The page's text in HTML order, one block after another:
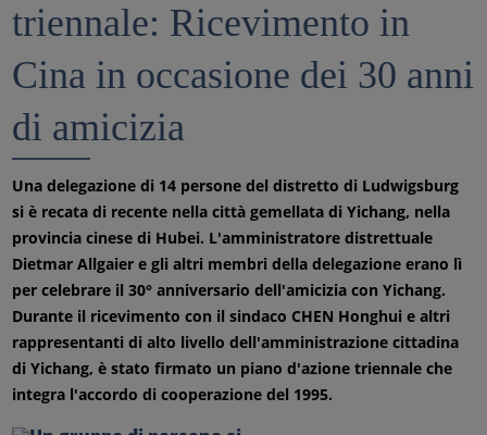
triennale: Ricevimento in
Cina in occasione dei 30 anni
di amicizia
Una delegazione di 14 persone del distretto di Ludwigsburg
si è recata di recente nella città gemellata di Yichang, nella
provincia cinese di Hubei. L'amministratore distrettuale
Dietmar Allgaier e gli altri membri della delegazione erano lì
per celebrare il 30° anniversario dell'amicizia con Yichang.
Durante il ricevimento con il sindaco CHEN Honghui e altri
rappresentanti di alto livello dell'amministrazione cittadina
di Yichang, è stato firmato un piano d'azione triennale che
integra l'accordo di cooperazione del 1995.